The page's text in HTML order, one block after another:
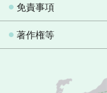
免責事項
著作権等